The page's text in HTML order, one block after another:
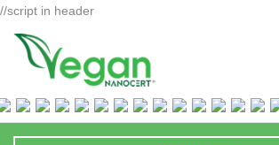
//script in header